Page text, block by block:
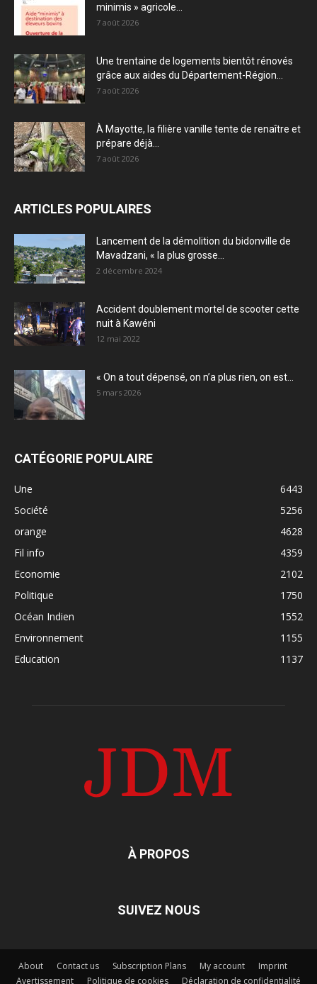
minimis » agricole...
7 août 2026
Une trentaine de logements bientôt rénovés
grâce aux aides du Département-Région...
7 août 2026
À Mayotte, la filière vanille tente de renaître et
prépare déjà...
7 août 2026
ARTICLES POPULAIRES
Lancement de la démolition du bidonville de
Mavadzani, « la plus grosse...
2 décembre 2024
Accident doublement mortel de scooter cette
nuit à Kawéni
12 mai 2022
« On a tout dépensé, on n’a plus rien, on est...
5 mars 2026
CATÉGORIE POPULAIRE
Une
6443
Société
5256
orange
4628
Fil info
4359
Economie
2102
Politique
1750
Océan Indien
1552
Environnement
1155
Education
1137
À PROPOS
SUIVEZ NOUS
About Contact us Subscription Plans My account
Imprint
Avertissement
Politique de cookies Déclaration de confidentialité